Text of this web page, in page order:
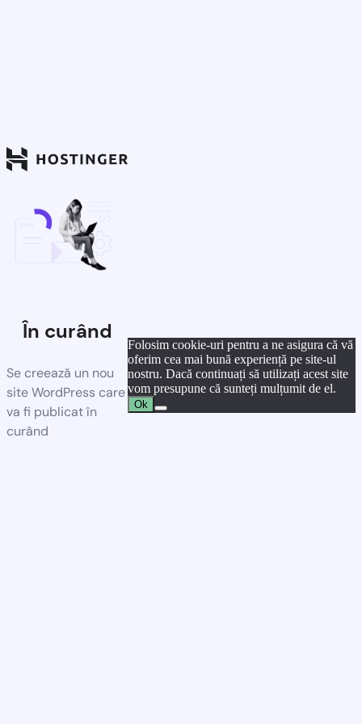
În curând
Se creează un nou
site WordPress care
va fi publicat în
curând
Folosim cookie-uri pentru a ne asigura că vă
oferim cea mai bună experiență pe site-ul
nostru. Dacă continuați să utilizați acest site
vom presupune că sunteți mulțumit de el.
Ok